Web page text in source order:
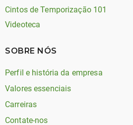
Cintos de Temporização 101
Videoteca
SOBRE NÓS
Perfil e história da empresa
Valores essenciais
Carreiras
Contate-nos